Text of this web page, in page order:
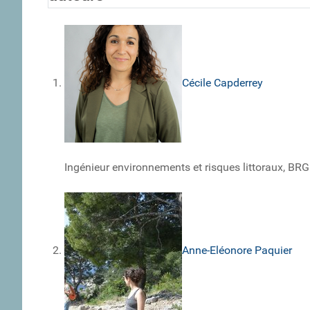
Cécile Capderrey
Ingénieur environnements et risques littoraux,
Anne-Eléonore Paquier